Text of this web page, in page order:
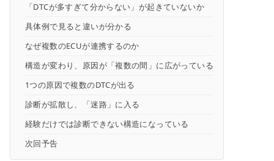
「DTCが多すぎて分からない」が起きていないか
具体例で見ると違いが分かる
なぜ複数のECUが連携するのか
構造が変わり、原因が「複数の間」に広がっている
1つの原因で複数のDTCが出る
診断が拡散し、「迷路」に入る
経験だけでは診断できない構造になっている
次回予告